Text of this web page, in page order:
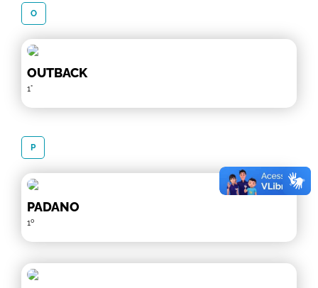
O
OUTBACK
1°
P
PADANO
1º